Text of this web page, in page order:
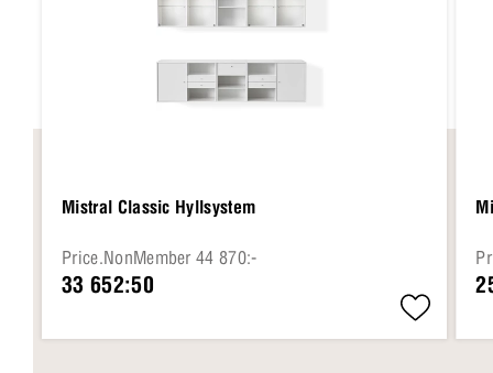
Mistral Classic Hyllsystem
Price.NonMember 44 870:-
33 652:50